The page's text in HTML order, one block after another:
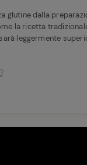
glutine dalla
la ricetta
leggermente